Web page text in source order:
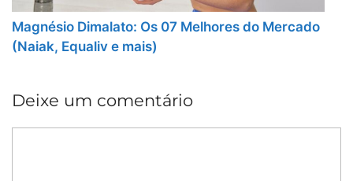
Magnésio Dimalato: Os 07 Melhores do Mercado
(Naiak, Equaliv e mais)
Deixe um comentário